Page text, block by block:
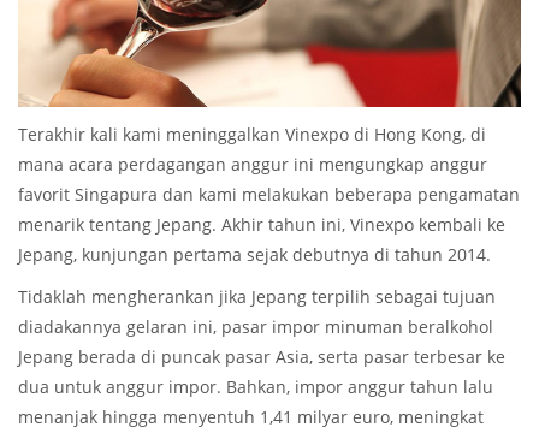
Terakhir kali kami meninggalkan Vinexpo di Hong Kong, di
mana acara perdagangan anggur ini mengungkap anggur
favorit Singapura dan kami melakukan beberapa pengamatan
menarik tentang Jepang. Akhir tahun ini, Vinexpo kembali ke
Jepang, kunjungan pertama sejak debutnya di tahun 2014.
Tidaklah mengherankan jika Jepang terpilih sebagai tujuan
diadakannya gelaran ini, pasar impor minuman beralkohol
Jepang berada di puncak pasar Asia, serta pasar terbesar ke
dua untuk anggur impor. Bahkan, impor anggur tahun lalu
menanjak hingga menyentuh 1,41 milyar euro, meningkat